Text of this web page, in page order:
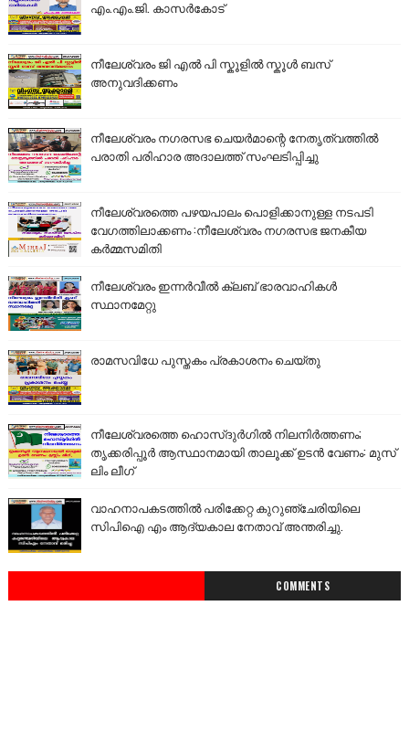
എം.എം.ജി. കാസർകോട്
നീലേശ്വരം ജി എൽ പി സ്കൂളിൽ സ്കൂൾ ബസ്
അനുവദിക്കണം
നീലേശ്വരം നഗരസഭ ചെയർമാന്റെ നേതൃത്വത്തിൽ
പരാതി പരിഹാര അദാലത്ത് സംഘടിപ്പിച്ചു
നീലേശ്വരത്തെ പഴയപാലം പൊളിക്കാനുള്ള നടപടി
വേഗത്തിലാക്കണം :നീലേശ്വരം നഗരസഭ ജനകീയ
കർമ്മസമിതി
നീലേശ്വരം ഇന്നർവീൽ ക്ലബ് ഭാരവാഹികൾ
സ്ഥാനമേറ്റു
രാമസവിധേ പുസ്തകം പ്രകാശനം ചെയ്തു
നീലേശ്വരത്തെ ഹൊസ്ദുർഗിൽ നിലനിർത്തണം;
തൃക്കരിപ്പൂർ ആസ്ഥാനമായി താലൂക്ക് ഉടൻ വേണം: മുസ്
ലിം ലീഗ്
വാഹനാപകടത്തിൽ പരിക്കേറ്റ കുറുഞ്ചേരിയിലെ
സിപിഐ എം ആദ്യകാല നേതാവ് അന്തരിച്ചു.
COMMENTS